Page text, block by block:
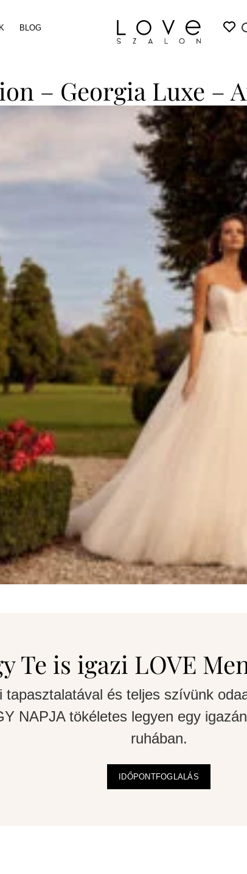
BLOG
– Georgia Luxe –
Te is igazi LOVE
tapasztalatával és teljes szívünk
NAPJA tökéletes legyen egy
ruhában.
IDŐPONTFOGLALÁS